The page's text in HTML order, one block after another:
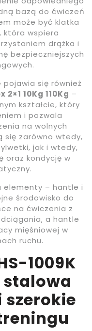
bazą do ćwiczeń
może być klatka
która wspiera
drążka i
bezpieczniejszych
się również
10Kg 110Kg –
kształcie, który
i pozwala
na wolnych
się zarówno wtedy,
jak i wtedy,
oraz kondycję w
elementy – hantle i
środowisko do
na ćwiczenia z
a hantle
mięśniowej w
ruchu.
1009K